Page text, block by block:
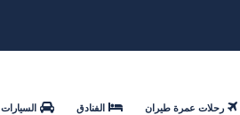
رحلات عمرة طيران الفنادق السيارات